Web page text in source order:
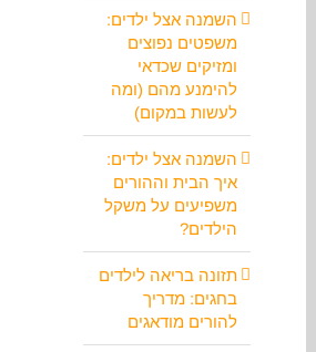
השמנה אצל ילדים:
משפטים נפוצים
ומזיקים שכדאי
להימנע מהם (ומה
לעשות במקום)
השמנה אצל ילדים:
איך הבית וההורים
משפיעים על משקל
הילדים?
תזונה בריאה לילדים
בחגים: מדריך
להורים מודאגים